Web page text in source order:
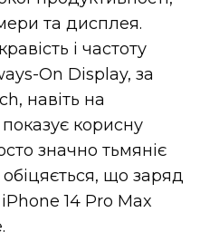
та дисплея.
і частоту
On Display, за
навіть на
корисну
значно тьмяніє
що заряд
14 Pro Max